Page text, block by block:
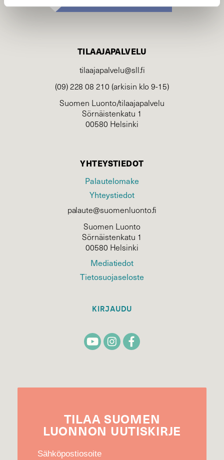
TILAAJAPALVELU
tilaajapalvelu@sll.fi
(09) 228 08 210 (arkisin klo 9-15)
Suomen Luonto/tilaajapalvelu
Sörnäistenkatu 1
00580 Helsinki
YHTEYSTIEDOT
Palautelomake
Yhteystiedot
palaute@suomenluonto.fi
Suomen Luonto
Sörnäistenkatu 1
00580 Helsinki
Mediatiedot
Tietosuojaseloste
KIRJAUDU
TILAA SUOMEN
LUONNON UUTIS­KIRJE
Sähköpostiosoite